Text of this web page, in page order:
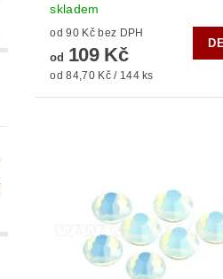
skladem
od 90 Kč bez DPH
od 109 Kč
od 84,70 Kč / 144 ks